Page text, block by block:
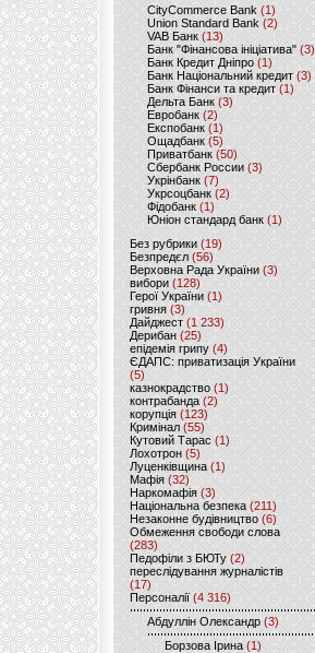
CityCommerce Bank (1)
Union Standard Bank (2)
VAB Банк (13)
Банк "Фінансова ініціатива" (3)
Банк Кредит Дніпро (1)
Банк Національний кредит (3)
Банк Фінанси та кредит (1)
Дельта Банк (3)
Евробанк(2)
Експобанк (1)
Ощадбанк(5)
Приватбанк (50)
Сбербанк России (3)
Укрінбанк(7)
Укрсоцбанк (2)
Фідобанк (1)
Юніон стандард банк(1)
Без рубрики (19)
Безпредєл(56)
Верховна Рада України (3)
вибори(128)
Герої України(1)
гривня (3)
Дайджест (1 233)
Дерибан (25)
епідемія грипу (4)
ЄДАПС: приватизація України
(5)
казнокрадство (1)
контрабанда (2)
корупція (123)
Кримінал (55)
Кутовий Тарас (1)
Лохотрон(5)
Луценківщина (1)
Мафія (32)
Наркомафія (3)
Національна безпека (211)
Незаконне будівництво(6)
Обмеження свободи слова
(283)
Педофіли з БЮТу (2)
переслідування журналістів
(17)
Персоналії (4 316)
Абдуллін Олександр (3)
Борзова Ірина(1)